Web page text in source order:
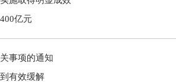
亿元
事项的通知
有效缓解